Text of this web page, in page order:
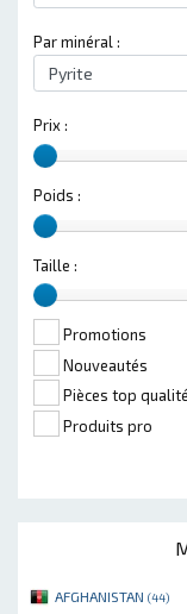
Par minéral :
Prix :
Poids :
Taille :
Promotions
Nouveautés
Pièces top qualité
Produits pro
AFGHANISTAN (44)